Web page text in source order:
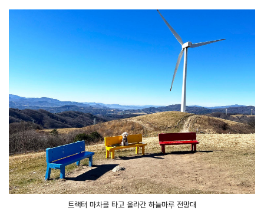
트랙터 마차를 타고 올라간 하늘마루 전망대